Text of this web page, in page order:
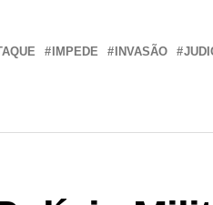
IMPEDE INVASÃO